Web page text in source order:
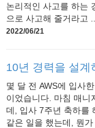
논리적인 사고를 하는
으로 사고해 줄거라고 ...
2022/06/21
10년 경력을 설계
몇 달 전 AWS에 입사
이었습니다. 마침 매니
데, 입사 7주년 축하를
같은 일을 했는데, 뭔